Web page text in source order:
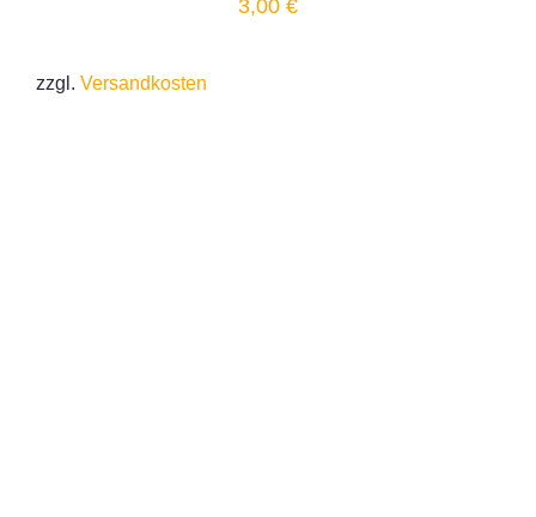
3,00 €
zzgl. Versandkosten